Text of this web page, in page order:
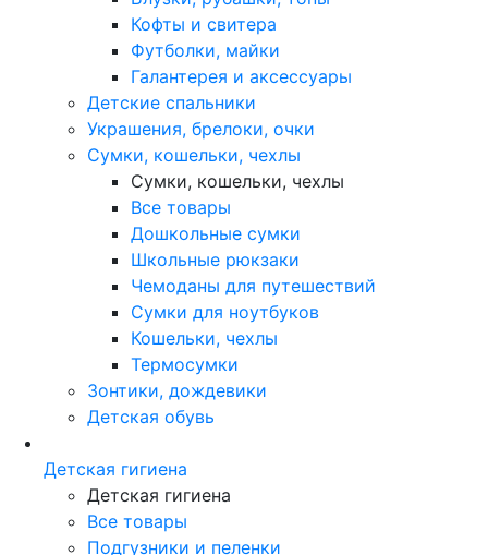
Кофты и свитера
Футболки, майки
Галантерея и аксессуары
Детские спальники
Украшения, брелоки, очки
Сумки, кошельки, чехлы
Сумки, кошельки, чехлы
Все товары
Дошкольные сумки
Школьные рюкзаки
Чемоданы для путешествий
Сумки для ноутбуков
Кошельки, чехлы
Термосумки
Зонтики, дождевики
Детская обувь
Детская гигиена
Детская гигиена
Все товары
Подгузники и пеленки